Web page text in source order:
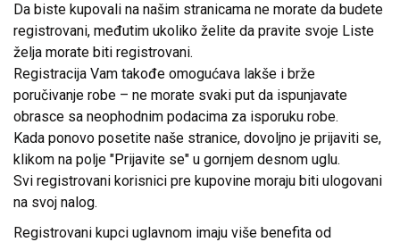
Da biste kupovali na našim stranicama ne morate da budete
registrovani, međutim ukoliko želite da pravite svoje Liste
želja morate biti registrovani.
Registracija Vam takođe omogućava lakše i brže
poručivanje robe – ne morate svaki put da ispunjavate
obrasce sa neophodnim podacima za isporuku robe.
Kada ponovo posetite naše stranice, dovoljno je prijaviti se,
klikom na polje "Prijavite se" u gornjem desnom uglu.
Svi registrovani korisnici pre kupovine moraju biti ulogovani
na svoj nalog.
Registrovani kupci uglavnom imaju više benefita od